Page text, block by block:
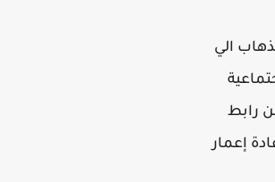
الي
رابط
لإعادة إعمار